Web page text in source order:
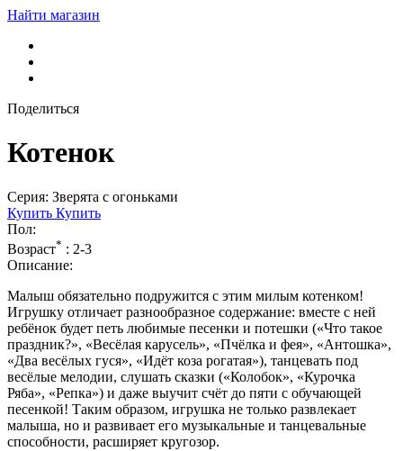
Найти магазин
Поделиться
Котенок
Серия: Зверята с огоньками
Купить Купить
Пол:
Возраст* : 2-3
Описание:
Малыш обязательно подружится с этим милым котенком!
Игрушку отличает разнообразное содержание: вместе с ней
ребёнок будет петь любимые песенки и потешки («Что такое
праздник?», «Весёлая карусель», «Пчёлка и фея», «Антошка»,
«Два весёлых гуся», «Идёт коза рогатая»), танцевать под
весёлые мелодии, слушать сказки («Колобок», «Курочка
Ряба», «Репка») и даже выучит счёт до пяти с обучающей
песенкой! Таким образом, игрушка не только развлекает
малыша, но и развивает его музыкальные и танцевальные
способности, расширяет кругозор.